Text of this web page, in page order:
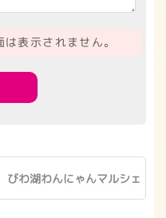
表示されません。
びわ湖わんにゃんマルシェ